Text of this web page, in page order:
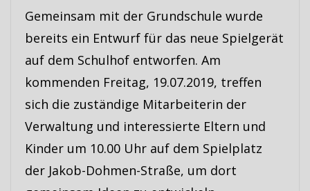
Gemeinsam mit der Grundschule wurde
bereits ein Entwurf für das neue Spielgerät
auf dem Schulhof entworfen. Am
kommenden Freitag, 19.07.2019, treffen
sich die zuständige Mitarbeiterin der
Verwaltung und interessierte Eltern und
Kinder um 10.00 Uhr auf dem Spielplatz
der Jakob-Dohmen-Straße, um dort